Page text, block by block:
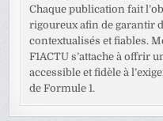
Chaque publication fait
rigoureux afin de garantir
contextualisés et fiables.
F1ACTU s’attache à offrir
accessible et fidèle à
de Formule 1.